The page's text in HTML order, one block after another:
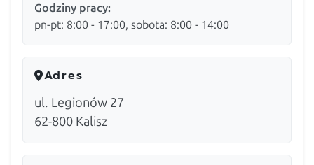
Godziny pracy:
pn-pt: 8:00 - 17:00, sobota: 8:00 - 14:00
Adres
ul. Legionów 27
62-800 Kalisz